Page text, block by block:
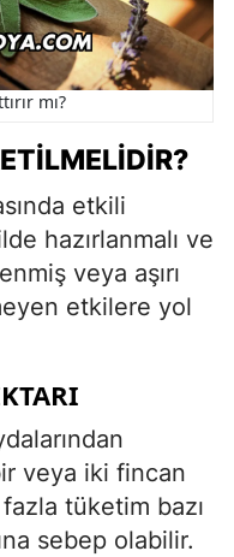
mı?
etkili
hazırlanmalı ve
veya aşırı
etkilere yol
veya iki fincan
tüketim bazı
sebep olabilir.